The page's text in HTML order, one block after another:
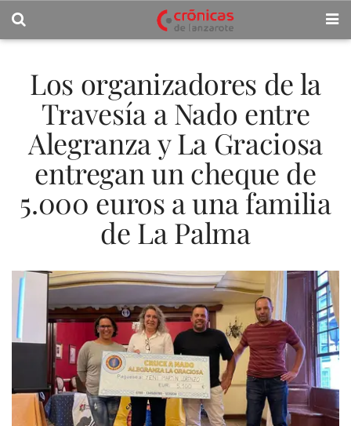
Los organizadores de la
Travesía a Nado entre
Alegranza y La Graciosa
entregan un cheque de
5.000 euros a una familia
de La Palma